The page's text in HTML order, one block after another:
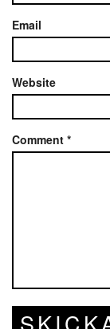
Email
Website
Comment *